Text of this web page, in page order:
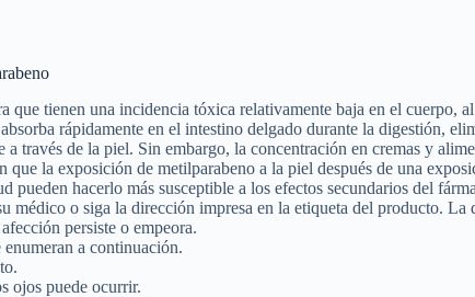
que tienen una incidencia tóxica relativamente baja en el cuerpo,
rápidamente en el intestino delgado durante la digestión,
a través de la piel. Sin embargo, la concentración en cremas y
que la exposición de metilparabeno a la piel después de una
pueden hacerlo más susceptible a los efectos secundarios del
médico o siga la dirección impresa en la etiqueta del producto. La
persiste o empeora.
a continuación.
ojos puede ocurrir.